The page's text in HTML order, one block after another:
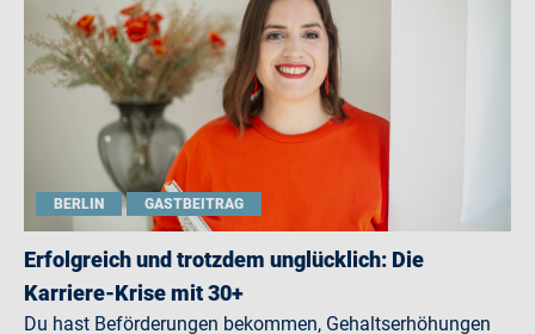
BERLIN GASTBEITRAG
Erfolgreich und trotzdem unglücklich: Die
Karriere-Krise mit 30+
Du hast Beförderungen bekommen, Gehaltserhöhungen